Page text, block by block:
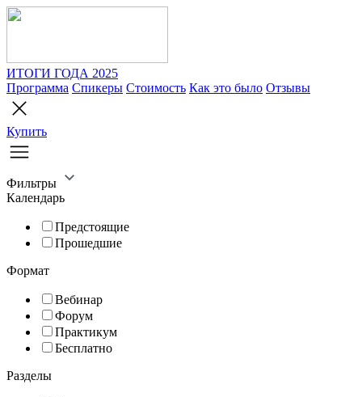
ИТОГИ ГОДА 2025
Программа Спикеры Стоимость Как это было Отзывы
Купить
Фильтры
Календарь
Предстоящие
Прошедшие
Формат
Вебинар
Форум
Практикум
Бесплатно
Разделы